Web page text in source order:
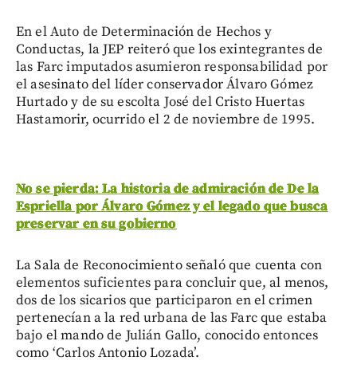
En el Auto de Determinación de Hechos y
Conductas, la JEP reiteró que los exintegrantes de
las Farc imputados asumieron responsabilidad por
el asesinato del líder conservador Álvaro Gómez
Hurtado y de su escolta José del Cristo Huertas
Hastamorir, ocurrido el 2 de noviembre de 1995.
No se pierda: La historia de admiración de De la
Espriella por Álvaro Gómez y el legado que busca
preservar en su gobierno
La Sala de Reconocimiento señaló que cuenta con
elementos suficientes para concluir que, al menos,
dos de los sicarios que participaron en el crimen
pertenecían a la red urbana de las Farc que estaba
bajo el mando de Julián Gallo, conocido entonces
como ‘Carlos Antonio Lozada’.